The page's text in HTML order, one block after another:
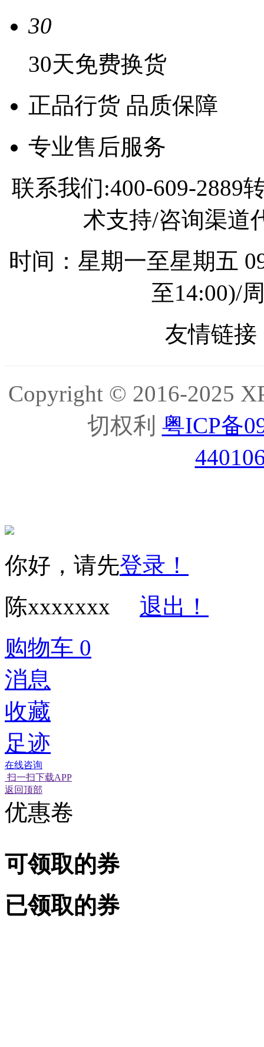
30
30天免费换货
正品行货 品质保障
专业售后服务
联系我们:400-609-2889
术支持/咨询渠道
时间：星期一至星期五
至14:00)/
友情链
Copyright © 2016-2025
切权利 粤ICP备
你好，请先登录！
陈xxxxxxx
退出！
购物车 0
消息
收藏
足迹
在线咨询
扫一扫下载APP
返回顶部
优惠卷
可领取的券
已领取的券